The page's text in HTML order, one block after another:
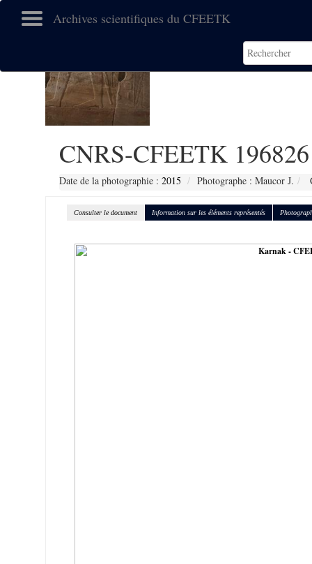
Archives scientifiques du CFEETK
CNRS-CFEETK 196826
Date de la photographie : 2015 Photographe : Maucor J.
Consulter le document Information sur les éléments représentés